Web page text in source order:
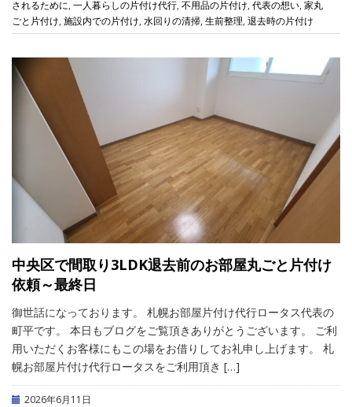
されるために, 一人暮らしの片付け代行, 不用品の片付け, 代表の想い, 家丸
ごと片付け, 施設内での片付け, 水回りの清掃, 生前整理, 退去時の片付け
中央区で間取り3LDK退去前のお部屋丸ごと片付け
依頼～最終日
御世話になっております。 札幌お部屋片付け代行ロータス代表の
町平です。 本日もブログをご覧頂きありがとうございます。 ご利
用いただくお客様にもこの場をお借りしてお礼申し上げます。 札
幌お部屋片付け代行ロータスをご利用頂き […]
2026年6月11日